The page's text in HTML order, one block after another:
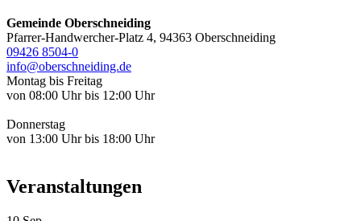
Gemeinde Oberschneiding
Pfarrer-Handwercher-Platz 4, 94363 Oberschneiding
09426 8504-0
info@oberschneiding.de
Montag bis Freitag
von 08:00 Uhr bis 12:00 Uhr
Donnerstag
von 13:00 Uhr bis 18:00 Uhr
Veranstaltungen